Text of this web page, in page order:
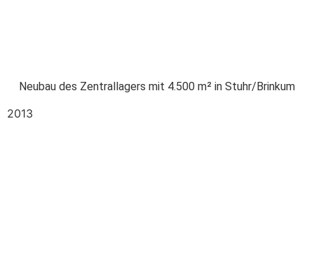
Neubau des Zentrallagers mit 4.500 m² in Stuhr/Brinkum
2013